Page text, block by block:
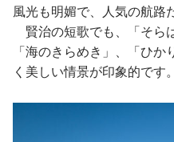
風光も明媚で、人気の航路
賢治の短歌でも、「そら
「海のきらめき」、「ひ
く美しい情景が印象的です。